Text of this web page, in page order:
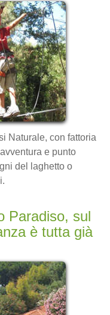
Naturale, con fattoria
e punto
del laghetto o
Paradiso, sul
è tutta già